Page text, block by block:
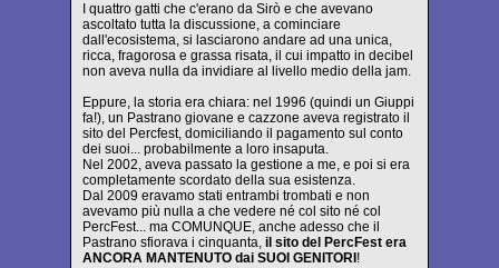
I quattro gatti che c'erano da Sirò e che avevano
ascoltato tutta la discussione, a cominciare
dall'ecosistema, si lasciarono andare ad una unica,
ricca, fragorosa e grassa risata, il cui impatto in decibel
non aveva nulla da invidiare al livello medio della jam.
Eppure, la storia era chiara: nel 1996 (quindi un Giuppi
fa!), un Pastrano giovane e cazzone aveva registrato il
sito del Percfest, domiciliando il pagamento sul conto
dei suoi... probabilmente a loro insaputa.
Nel 2002, aveva passato la gestione a me, e poi si era
completamente scordato della sua esistenza.
Dal 2009 eravamo stati entrambi trombati e non
avevamo più nulla a che vedere né col sito né col
PercFest... ma COMUNQUE, anche adesso che il
Pastrano sfiorava i cinquanta, il sito del PercFest era
ANCORA MANTENUTO dai SUOI GENITORI !